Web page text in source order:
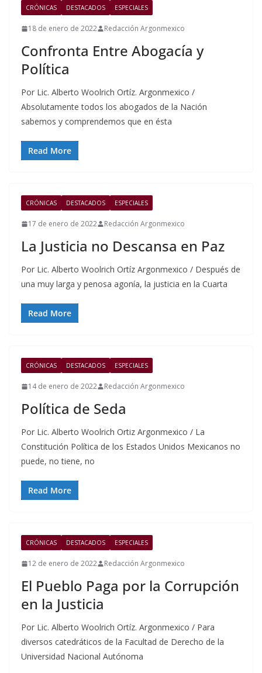
CRÓNICAS DESTACADOS ESPECIALES
18 de enero de 2022 Redacción Argonmexico
Confronta Entre Abogacía y
Política
Por Lic. Alberto Woolrich Ortíz. Argonmexico /
Absolutamente todos los abogados de la Nación
sabemos y comprendemos que en ésta
Read More
CRÓNICAS DESTACADOS ESPECIALES
17 de enero de 2022 Redacción Argonmexico
La Justicia no Descansa en Paz
Por Lic. Alberto Woolrich Ortíz Argonmexico / Después de
una muy larga y penosa agonía, la justicia en la Cuarta
Read More
CRÓNICAS DESTACADOS ESPECIALES
14 de enero de 2022 Redacción Argonmexico
Política de Seda
Por Lic. Alberto Woolrich Ortiz Argonmexico / La
Constitución Política de los Estados Unidos Mexicanos no
puede, no tiene, no
Read More
CRÓNICAS DESTACADOS ESPECIALES
12 de enero de 2022 Redacción Argonmexico
El Pueblo Paga por la Corrupción
en la Justicia
Por Lic. Alberto Woolrich Ortíz. Argonmexico / Para
diversos catedráticos de la Facultad de Derecho de la
Universidad Nacional Autónoma